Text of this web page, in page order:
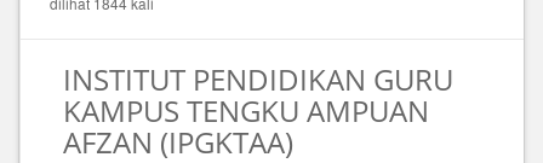
INSTITUT PENDIDIKAN GURU
KAMPUS TENGKU AMPUAN
AFZAN (IPGKTAA)